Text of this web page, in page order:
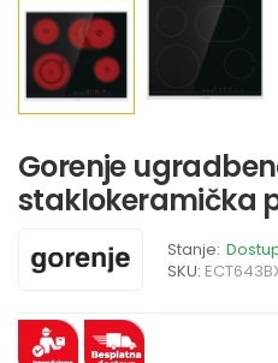
Gorenje
staklokeramička
Stanje:
SKU: